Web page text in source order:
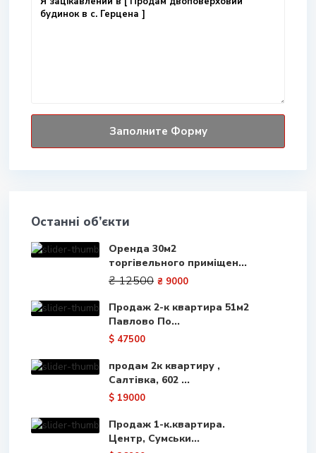
Останні об’єкти
Оренда 30м2
торгівельного приміщен...
₴ 12500 ₴ 9000
Продаж 2-к квартира 51м2
Павлово По...
$ 47500
продам 2к квартиру ,
Салтівка, 602 ...
$ 19000
Продаж 1-к.квартира.
Центр, Сумськи...